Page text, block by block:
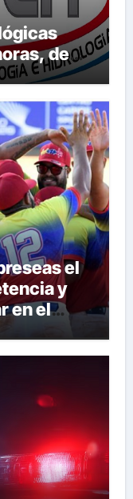
de
2026
el
y
en el
CAC